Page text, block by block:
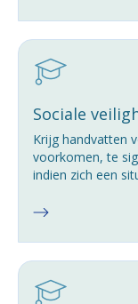
Sociale
Krijg handvatten
voorkomen, te
indien zich een